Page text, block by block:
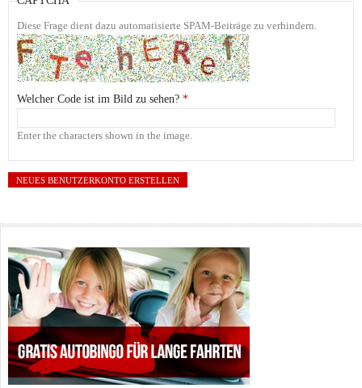
Diese Frage dient dazu automatisierte SPAM-Beiträge zu verhindern.
Welcher Code ist im Bild zu sehen? *
Enter the characters shown in the image.